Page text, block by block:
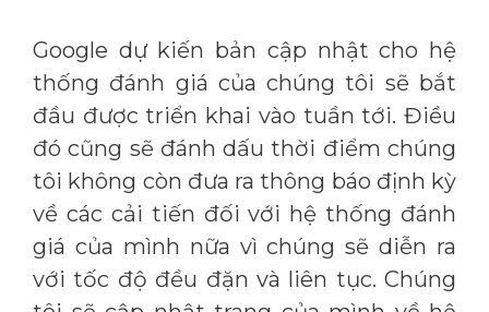
Google dự kiến ​​bản cập nhật cho hệ
thống đánh giá của chúng tôi sẽ bắt
đầu được triển khai vào tuần tới. Điều
đó cũng sẽ đánh dấu thời điểm chúng
tôi không còn đưa ra thông báo định kỳ
về các cải tiến đối với hệ thống đánh
giá của mình nữa vì chúng sẽ diễn ra
với tốc độ đều đặn và liên tục. Chúng